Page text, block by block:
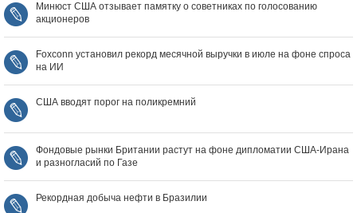
Минюст США отзывает памятку о советниках по голосованию
акционеров
Foxconn установил рекорд месячной выручки в июле на фоне спроса
на ИИ
США вводят порог на поликремний
Фондовые рынки Британии растут на фоне дипломатии США‑Ирана
и разногласий по Газе
Рекордная добыча нефти в Бразилии